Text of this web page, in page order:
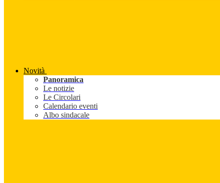
Novità
Panoramica
Le notizie
Le Circolari
Calendario eventi
Albo sindacale